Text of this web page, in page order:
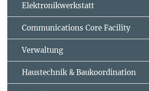
Elektronikwerkstatt
Communications Core Facility
Verwaltung
Haustechnik & Baukoordination